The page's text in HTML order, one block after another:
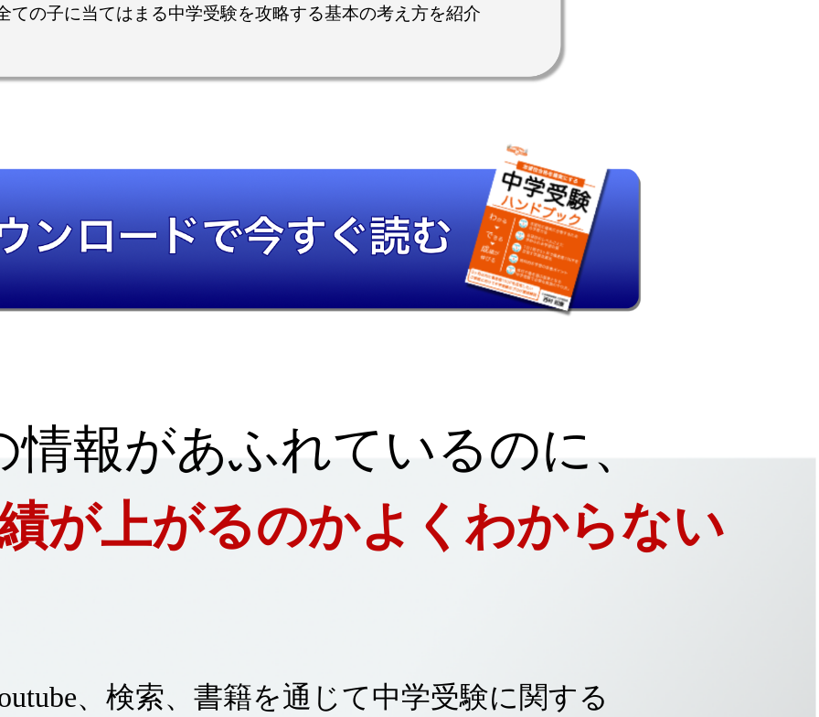
ての子に当てはまる中学受験を攻略する基本の考え方を紹介
報があふれているのに、
が上がるのかよくわからない
、検索、書籍を通じて中学受験に関する